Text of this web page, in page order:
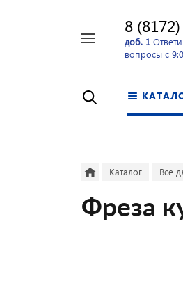
доб. 1
вопросы с
Каталог Все
Фреза